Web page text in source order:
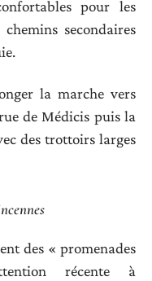
pour les
secondaires
la marche vers
de Médicis puis la
des trottoirs larges
des « promenades
récente à